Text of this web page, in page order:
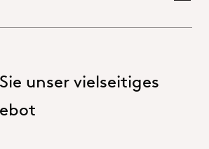
unser vielseitiges